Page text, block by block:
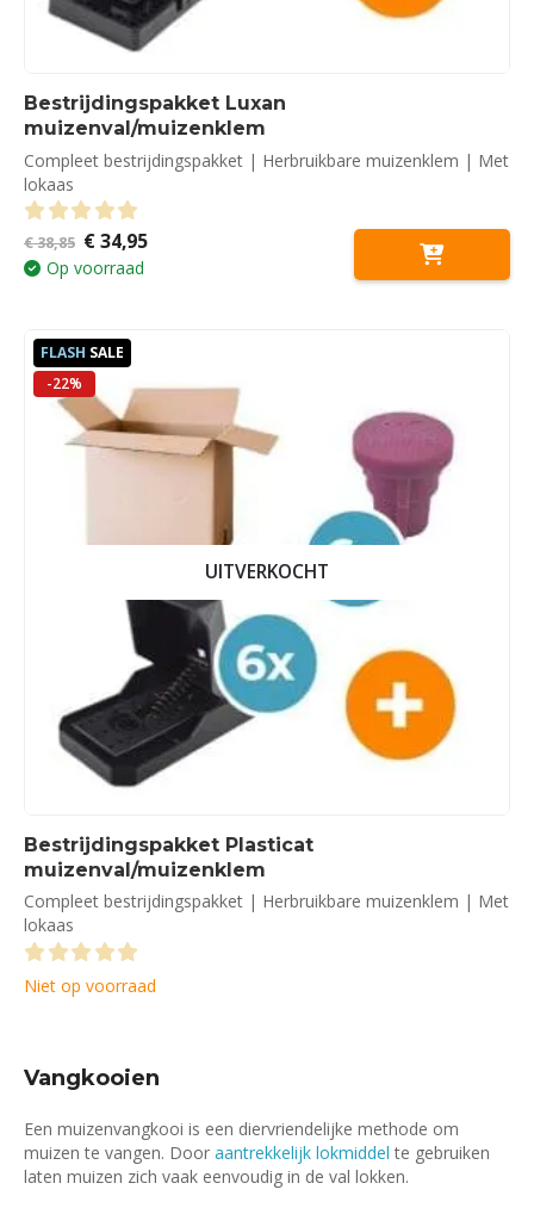
Bestrijdingspakket Luxan
muizenval/muizenklem
Compleet bestrijdingspakket | Herbruikbare muizenklem | Met
lokaas
0out of 5
€38,85 Oorspronkelijke
prijs
was:
€34,95Huidige
Op voorraad
FLASH SALE
-22%
UITVERKOCHT
Bestrijdingspakket Plasticat
muizenval/muizenklem
Compleet bestrijdingspakket | Herbruikbare muizenklem | Met
lokaas
0out of 5
Niet op voorraad
Vangkooien
Een muizenvangkooi is een diervriendelijke methode om
muizen te vangen. Door aantrekkelijk lokmiddel te gebruiken
laten muizen zich vaak eenvoudig in de val lokken.